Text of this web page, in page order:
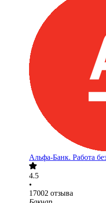
Альфа-Банк. Работа
4.5
•
17002 отзыва